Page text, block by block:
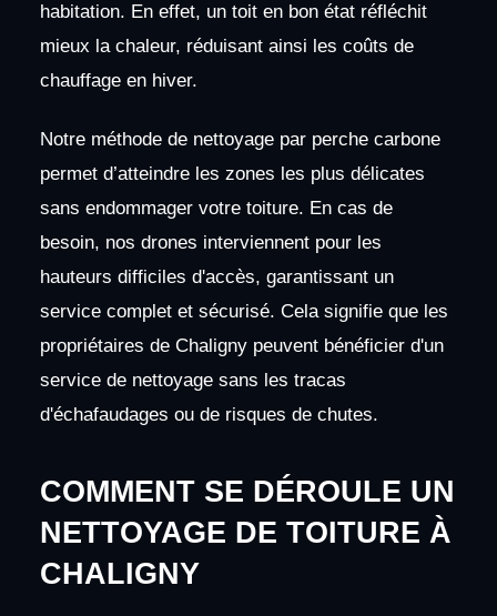
habitation. En effet, un toit en bon état réfléchit
mieux la chaleur, réduisant ainsi les coûts de
chauffage en hiver.
Notre méthode de nettoyage par perche carbone
permet d’atteindre les zones les plus délicates
sans endommager votre toiture. En cas de
besoin, nos drones interviennent pour les
hauteurs difficiles d'accès, garantissant un
service complet et sécurisé. Cela signifie que les
propriétaires de Chaligny peuvent bénéficier d'un
service de nettoyage sans les tracas
d'échafaudages ou de risques de chutes.
COMMENT SE DÉROULE UN
NETTOYAGE DE TOITURE À
CHALIGNY